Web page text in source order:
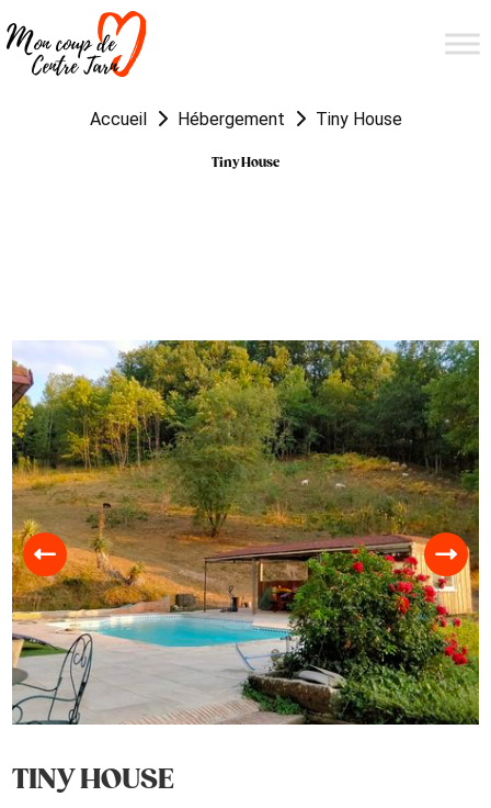
Accueil Hébergement Tiny House
Tiny House
TINY HOUSE